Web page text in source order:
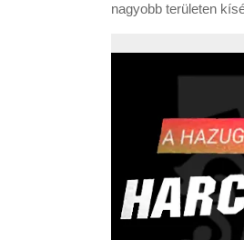
nagyobb területen